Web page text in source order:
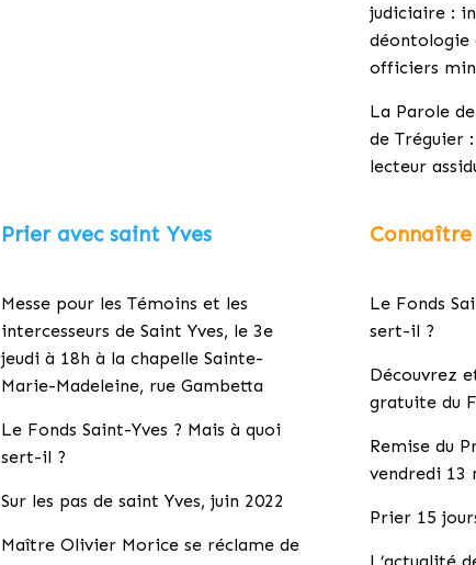
judiciaire :
déontologie
officiers
La Parole
de Tréguier
lecteur
Prier avec saint Yves
Messe pour les Témoins et les
intercesseurs de Saint Yves, le 3e
jeudi à 18h à la chapelle Sainte-
Marie-Madeleine, rue Gambetta
Le Fonds Saint-Yves ? Mais à quoi
sert-il ?
Sur les pas de saint Yves, juin 2022
Maître Olivier Morice se réclame de
Connaître
Le Fonds
sert-il ?
Découvrez
gratuite du
Remise du
vendredi 13
Prier 15